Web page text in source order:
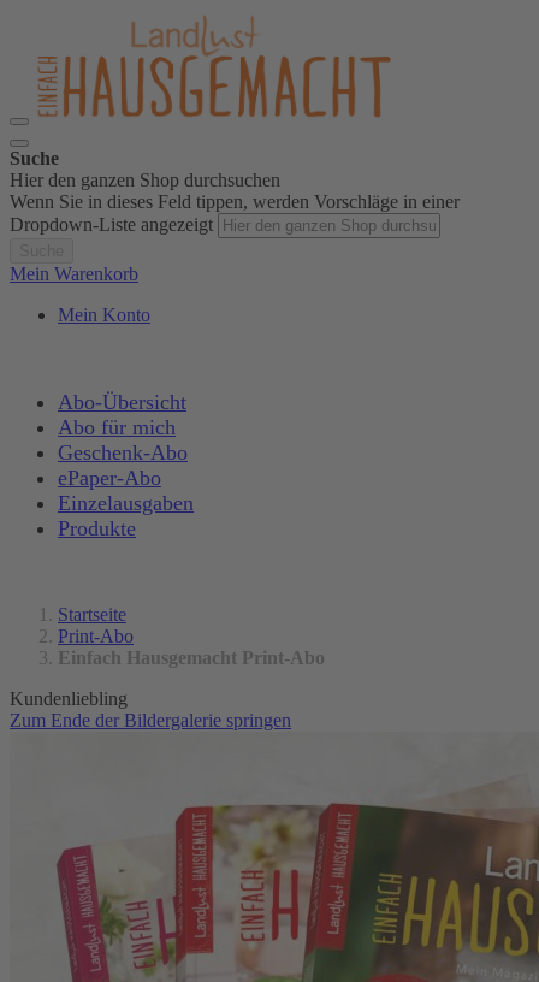
Suche
Hier den ganzen Shop durchsuchen
Wenn Sie in dieses Feld tippen, werden Vorschläge in einer
Dropdown-Liste angezeigt
Mein Warenkorb
Mein Konto
Abo-Übersicht
Abo für mich
Geschenk-Abo
ePaper-Abo
Einzelausgaben
Produkte
Startseite
Print-Abo
Einfach Hausgemacht Print-Abo
Kundenliebling
Zum Ende der Bildergalerie springen